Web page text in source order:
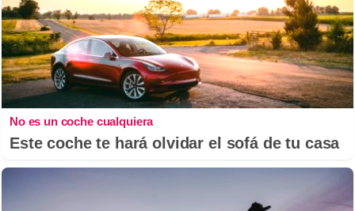
No es un coche cualquiera
Este coche te hará olvidar el sofá de tu casa